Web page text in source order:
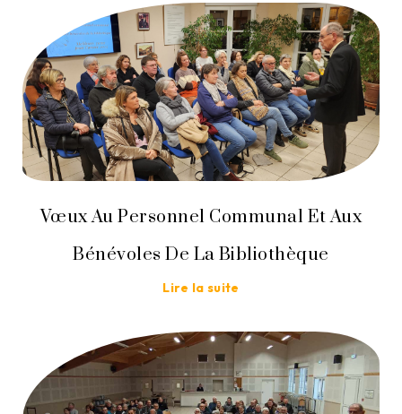
Vœux Au Personnel Communal Et Aux
Bénévoles De La Bibliothèque
Lire la suite